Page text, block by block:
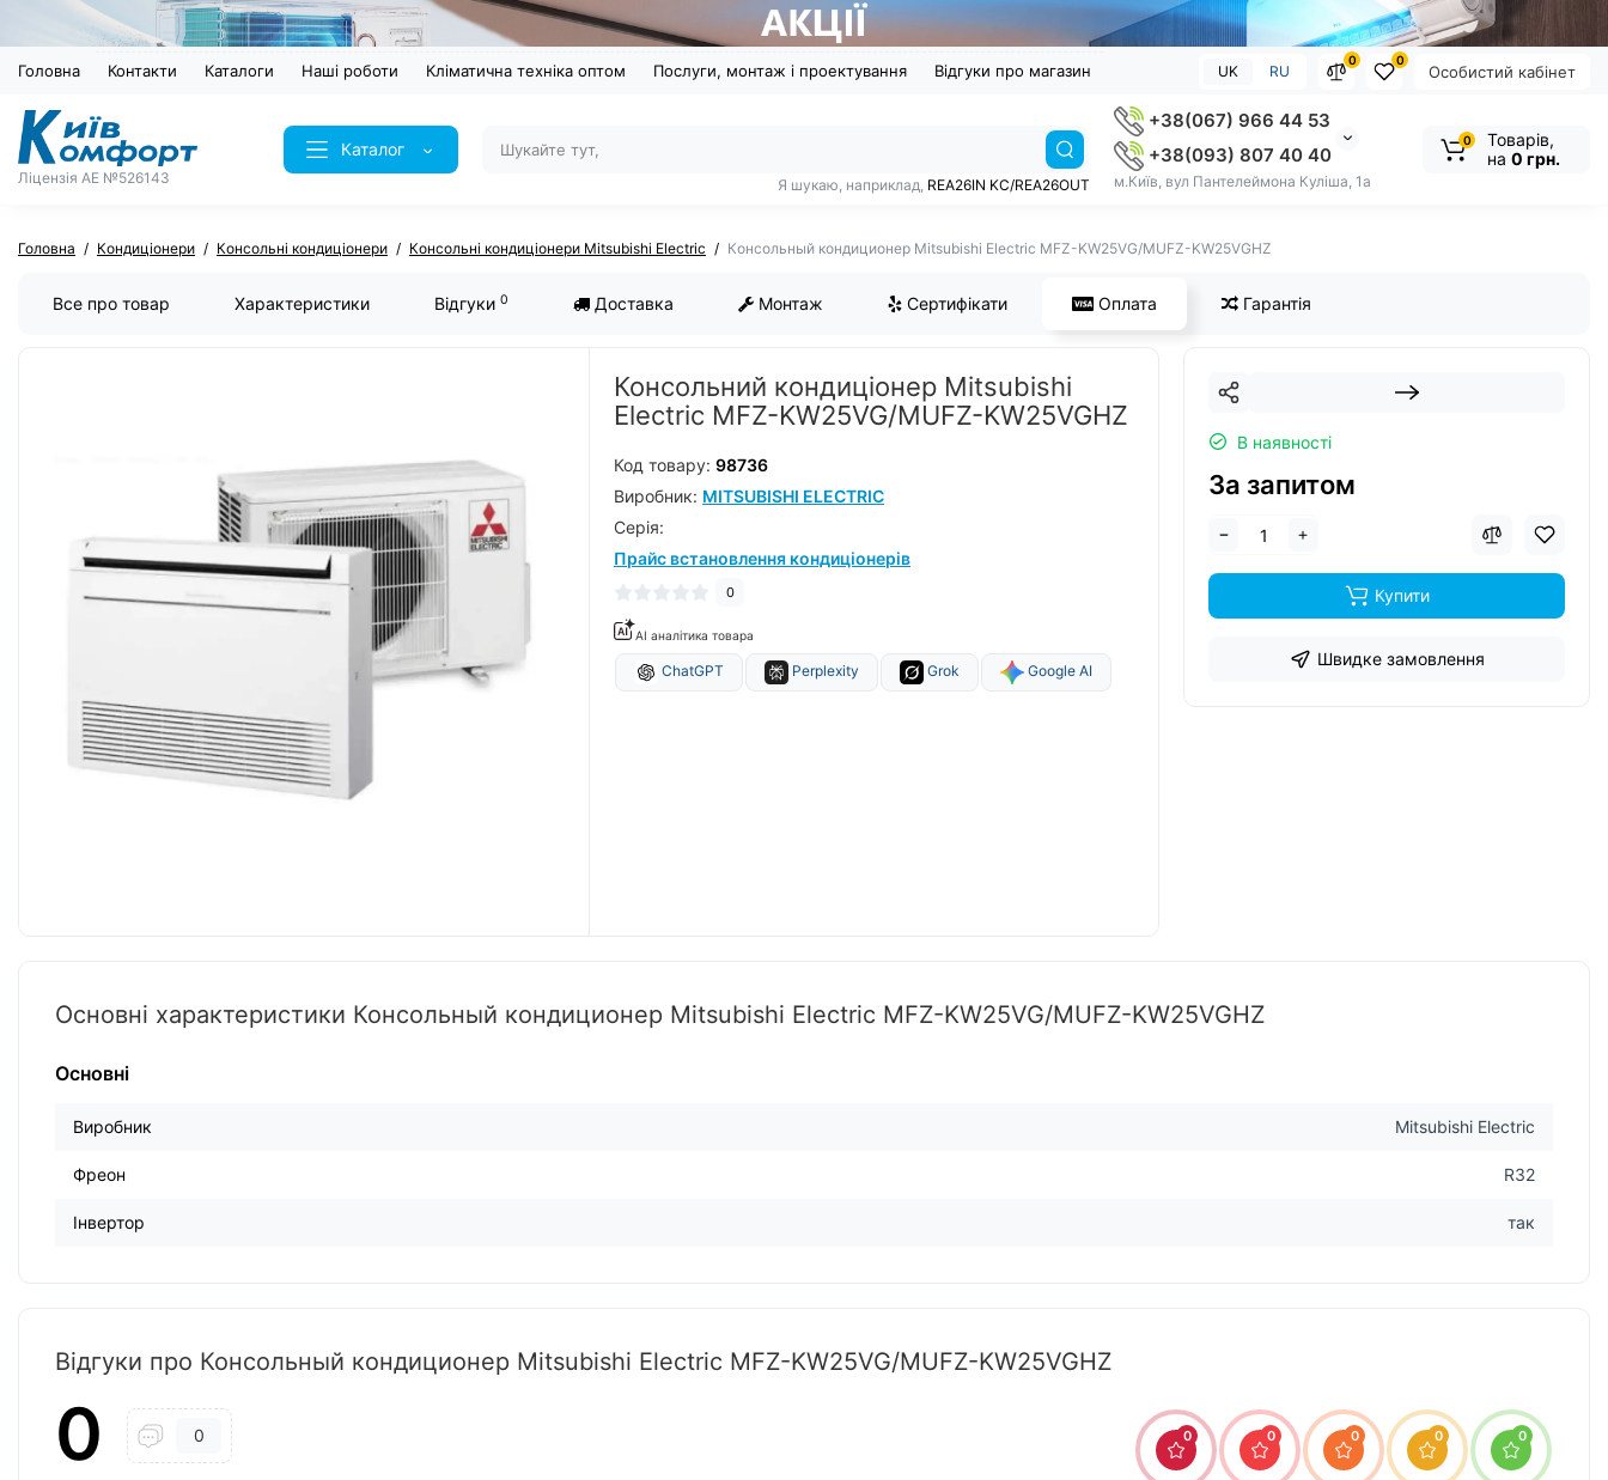
Головна Контакти Каталоги Наші роботи Кліматична техніка оптом Послуги, монтаж і проектування Відгуки про магазин Особистий кабінет
0
0
UK RU
Ліцензія AE №526143
Каталог
+38(067) 966 44 53
+38(093) 807 40 40
м.Київ, вул Пантелеймона Куліша, 1а
Я шукаю, наприклад, REA26IN KC/REA26OUT
0
Товарів,
на 0 грн.
Головна Кондиціонери Консольні кондиціонери Консольні кондиціонери Mitsubishi Electric Консольный кондиционер Mitsubishi Electric MFZ-KW25VG/MUFZ-KW25VGHZ
Все про товар Характеристики Відгуки 0 Доставка Монтаж Сертифікати Оплата Гарантія
Консольний кондиціонер Mitsubishi
Electric MFZ-KW25VG/MUFZ-KW25VGHZ
Код товару: 98736
Виробник: MITSUBISHI ELECTRIC
Серiя:
Прайс встановлення кондиціонерів
0
AI аналітика товара
ChatGPT Perplexity Grok Google AI
В наявності
За запитом
Купити
Швидке замовлення
Основні характеристики Консольный кондиционер Mitsubishi Electric MFZ-KW25VG/MUFZ-KW25VGHZ
Основні
Виробник Mitsubishi Electric
Фреон R32
Інвертор так
Відгуки про Консольный кондиционер Mitsubishi Electric MFZ-KW25VG/MUFZ-KW25VGHZ
0 0 0 0 0 0 0